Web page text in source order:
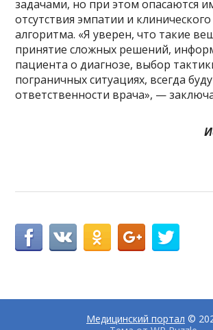
задачами, но при этом опасаются
отсутствия эмпатии и
алгоритма. «Я уверен, что такие
принятие сложных решений,
пациента о диагнозе, выбор
пограничных ситуациях, всегда
ответственности врача», —
Медицинский портал ©